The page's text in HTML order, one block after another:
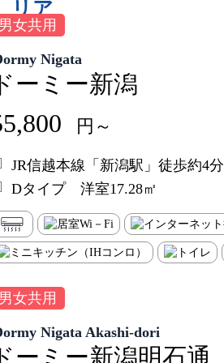
リア
女共用
Nigata
ーミー新潟
円～
JR信越本線「新潟駅」徒歩約4分
Dタイプ 洋室17.28㎡
女共用
Nigata Akashi-dori
ーミー新潟明石通